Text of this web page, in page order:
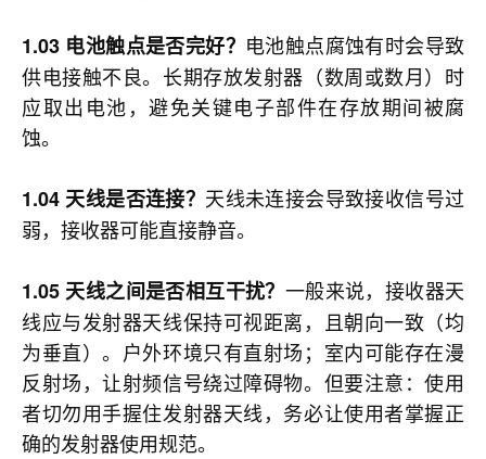
1.03 电池触点是否完好？ 电池触点腐蚀有时会导致
供电接触不良。长期存放发射器（数周或数月）时
应取出电池，避免关键电子部件在存放期间被腐
蚀。
1.04 天线是否连接？ 天线未连接会导致接收信号过
弱，接收器可能直接静音。
1.05 天线之间是否相互干扰？ 一般来说，接收器天
线应与发射器天线保持可视距离，且朝向一致（均
为垂直）。户外环境只有直射场；室内可能存在漫
反射场，让射频信号绕过障碍物。但要注意：使用
者切勿用手握住发射器天线，务必让使用者掌握正
确的发射器使用规范。